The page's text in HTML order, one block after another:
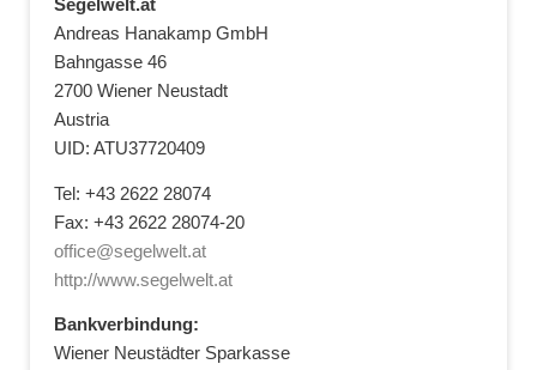
Segelwelt.at
Andreas Hanakamp GmbH
Bahngasse 46
2700 Wiener Neustadt
Austria
UID: ATU37720409
Tel: +43 2622 28074
Fax: +43 2622 28074-20
office@segelwelt.at
http://www.segelwelt.at
Bankverbindung:
Wiener Neustädter Sparkasse